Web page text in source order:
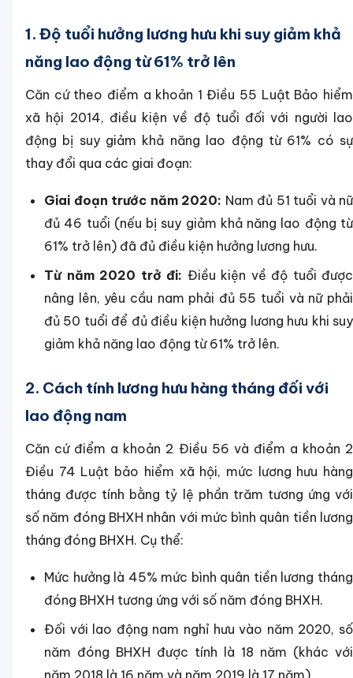
1. Độ tuổi hưởng lương hưu khi suy giảm khả
năng lao động từ 61% trở lên
Căn cứ theo điểm a khoản 1 Điều 55 Luật Bảo hiểm
xã hội 2014, điều kiện về độ tuổi đối với người lao
động bị suy giảm khả năng lao động từ 61% có sự
thay đổi qua các giai đoạn:
Giai đoạn trước năm 2020: Nam đủ 51 tuổi và nữ
đủ 46 tuổi (nếu bị suy giảm khả năng lao động từ
61% trở lên) đã đủ điều kiện hưởng lương hưu.
Từ năm 2020 trở đi: Điều kiện về độ tuổi được
nâng lên, yêu cầu nam phải đủ 55 tuổi và nữ phải
đủ 50 tuổi để đủ điều kiện hưởng lương hưu khi suy
giảm khả năng lao động từ 61% trở lên.
2. Cách tính lương hưu hàng tháng đối với
lao động nam
Căn cứ điểm a khoản 2 Điều 56 và điểm a khoản 2
Điều 74 Luật bảo hiểm xã hội, mức lương hưu hàng
tháng được tính bằng tỷ lệ phần trăm tương ứng với
số năm đóng BHXH nhân với mức bình quân tiền lương
tháng đóng BHXH. Cụ thể:
Mức hưởng là 45% mức bình quân tiền lương tháng
đóng BHXH tương ứng với số năm đóng BHXH.
Đối với lao động nam nghỉ hưu vào năm 2020, số
năm đóng BHXH được tính là 18 năm (khác với
năm 2018 là 16 năm và năm 2019 là 17 năm).